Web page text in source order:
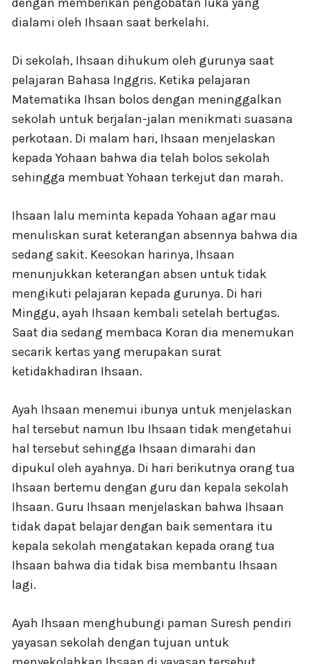
dialami oleh Ihsaan saat berkelahi.
Di sekolah, Ihsaan dihukum oleh gurunya saat
pelajaran Bahasa Inggris. Ketika pelajaran
Matematika Ihsan bolos dengan meninggalkan
sekolah untuk berjalan-jalan menikmati suasana
perkotaan. Di malam hari, Ihsaan menjelaskan
kepada Yohaan bahwa dia telah bolos sekolah
sehingga membuat Yohaan terkejut dan marah.
Ihsaan lalu meminta kepada Yohaan agar mau
menuliskan surat keterangan absennya bahwa dia
sedang sakit. Keesokan harinya, Ihsaan
menunjukkan keterangan absen untuk tidak
mengikuti pelajaran kepada gurunya. Di hari
Minggu, ayah Ihsaan kembali setelah bertugas.
Saat dia sedang membaca Koran dia menemukan
secarik kertas yang merupakan surat
ketidakhadiran Ihsaan.
Ayah Ihsaan menemui ibunya untuk menjelaskan
hal tersebut namun Ibu Ihsaan tidak mengetahui
hal tersebut sehingga Ihsaan dimarahi dan
dipukul oleh ayahnya. Di hari berikutnya orang tua
Ihsaan bertemu dengan guru dan kepala sekolah
Ihsaan. Guru Ihsaan menjelaskan bahwa Ihsaan
tidak dapat belajar dengan baik sementara itu
kepala sekolah mengatakan kepada orang tua
Ihsaan bahwa dia tidak bisa membantu Ihsaan
lagi.
Ayah Ihsaan menghubungi paman Suresh pendiri
yayasan sekolah dengan tujuan untuk